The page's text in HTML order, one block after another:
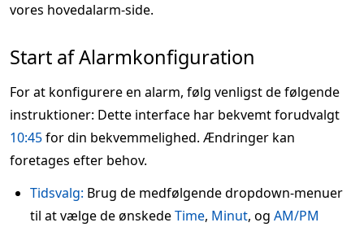
vores hovedalarm-side.
Start af Alarmkonfiguration
For at konfigurere en alarm, følg venligst de følgende
instruktioner: Dette interface har bekvemt forudvalgt
10:45for din bekvemmelighed. Ændringer kan
foretages efter behov.
Tidsvalg: Brug de medfølgende dropdown-menuer
til at vælge de ønskedeTime, Minut, og AM/PM